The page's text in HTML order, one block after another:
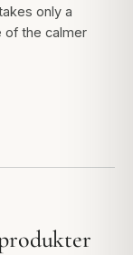
only a
of the calmer